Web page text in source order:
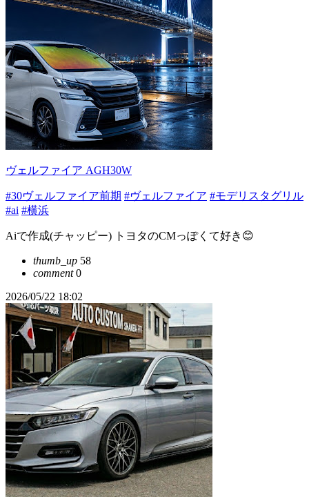
ヴェルファイア AGH30W
#30ヴェルファイア前期 #ヴェルファイア #モデリスタグリル
#ai #横浜
Aiで作成(チャッピー) トヨタのCMっぽくて好き😊
thumb_up 58
comment0
2026/05/22 18:02